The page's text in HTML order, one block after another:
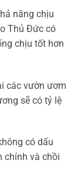
năng chịu
Thủ Đức có
chịu tốt hơn
các vườn ươm
sẽ có tỷ lệ
có dấu
chính và chồi